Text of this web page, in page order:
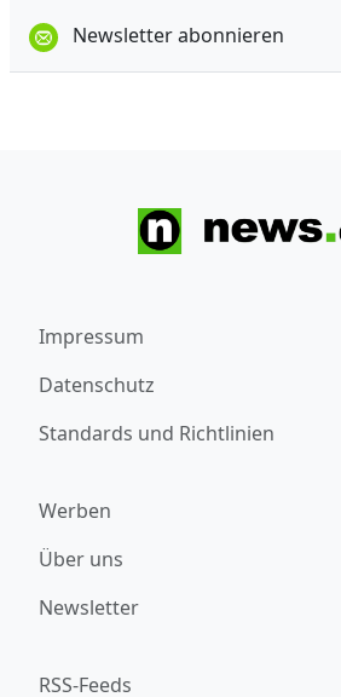
Newsletter abonnieren
Impressum
Datenschutz
Standards und Richtlinien
Werben
Über uns
Newsletter
RSS-Feeds